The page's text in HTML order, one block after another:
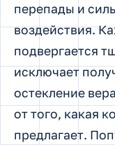
перепады и
воздействия.
подвергается
исключает
остекление
от того, какая
предлагает.